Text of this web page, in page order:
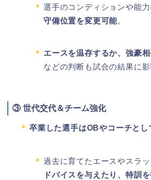
選手のコンディションや能
守備位置を変更可能。
エースを温存するか、強豪
などの判断も試合の結果に影
③ 世代交代＆チーム強化
卒業した選手はOBやコーチとし
過去に育てたエースやスラ
ドバイスを与えたり、特訓